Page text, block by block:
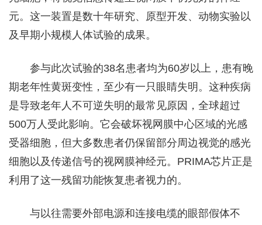
元。这一装置是数十年研究、原型开发、动物实验以
及早期小规模人体试验的成果。
参与此次试验的38名患者均为60岁以上，患有晚
期老年性黄斑变性，至少有一只眼睛失明。这种疾病
是导致老年人不可逆失明的最常见原因，全球超过
500万人受此影响。它会破坏视网膜中心区域的光感
受器细胞，但大多数患者仍保留部分周边视觉的感光
细胞以及传递信号的视网膜神经元。PRIMA芯片正是
利用了这一残留功能恢复患者视力的。
与以往需要外部电源和连接电缆的眼部假体不